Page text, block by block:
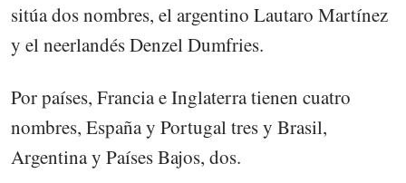
sitúa dos nombres, el argentino Lautaro Martínez
y el neerlandés Denzel Dumfries.
Por países, Francia e Inglaterra tienen cuatro
nombres, España y Portugal tres y Brasil,
Argentina y Países Bajos, dos.